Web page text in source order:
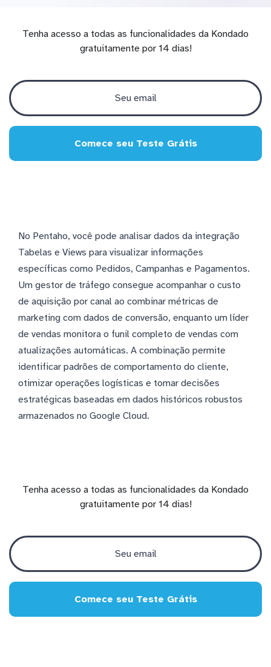
Tenha acesso a todas as funcionalidades da Kondado
gratuitamente por 14 dias!
Comece seu Teste Grátis
No Pentaho, você pode analisar dados da integração
Tabelas e Views para visualizar informações
específicas como Pedidos, Campanhas e Pagamentos.
Um gestor de tráfego consegue acompanhar o custo
de aquisição por canal ao combinar métricas de
marketing com dados de conversão, enquanto um líder
de vendas monitora o funil completo de vendas com
atualizações automáticas. A combinação permite
identificar padrões de comportamento do cliente,
otimizar operações logísticas e tomar decisões
estratégicas baseadas em dados históricos robustos
armazenados no Google Cloud.
Tenha acesso a todas as funcionalidades da Kondado
gratuitamente por 14 dias!
Comece seu Teste Grátis